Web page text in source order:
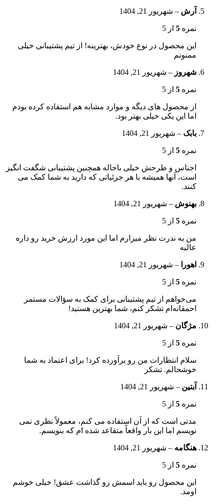
آرش – شهریور 21, 1404
نمره 5 از 5
این محصول در نوع خودش، بهترینه! از تیم پشتیبانی خیلی
ممنونم
شهروز – شهریور 21, 1404
نمره 5 از 5
از محصول های دیگه و موارد مشابه هم استفاده کرده بودم
اما این یکی خیلی بهتر بود.
بابک – شهریور 21, 1404
نمره 5 از 5
اجناس و طرحش خیلی باحاله همچنین پشتیبانی شگفت انگیز
است، آنها همیشه با هر جزئیاتی که دارید به شما کمک می
کنند.
بهنوش – شهریور 21, 1404
نمره 5 از 5
من به ندرت نظر میزارم اما این مورد ارزش خرید رو داره
عالیه
اهورا – شهریور 21, 1404
نمره 5 از 5
می‌خواهم از تیم پشتیبانی برای کمک به سؤالات مستمر
احمقانه‌ام تشکر کنم، شما بهترین هستید!
مژگان – شهریور 21, 1404
نمره 5 از 5
سلام انتظارات من رو برآورده کرد! برای اعتماد به شما
خوشحالم. تشکر
آبتین – شهریور 21, 1404
نمره 5 از 5
مدتی است که از آن استفاده می کنم، معمولاً نظری نمی
نویسم اما این بار واقعاً متقاعد شده ام که بنویسم.
هنگامه – شهریور 21, 1404
نمره 5 از 5
این محصول رو باید اسمش رو گذاشت عشق! خیلی خوشم
اومد.